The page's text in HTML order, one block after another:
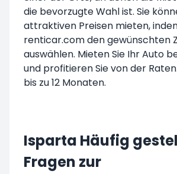
die bevorzugte Wahl ist. Sie
attraktiven Preisen mieten,
renticar.com den gewünschten
auswählen. Mieten Sie Ihr Auto
und profitieren Sie von der
bis zu 12 Monaten.
Isparta Häufig
Fragen zur